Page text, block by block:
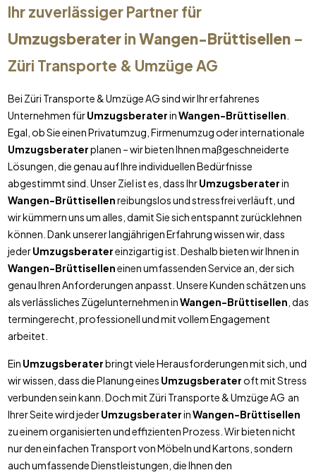
Ihr zuverlässiger Partner für
UmzugsberaterinWangen-Brüttisellen–
Züri Transporte & Umzüge AG
Bei Züri Transporte & Umzüge AG sind wir Ihr erfahrenes
Unternehmen fürUmzugsberaterinWangen-Brüttisellen
Egal, ob Sie einen Privatumzug, Firmenumzug oder internationale
Umzugsberaterplanen – wir bieten Ihnen maßgeschneiderte
Lösungen, die genau auf Ihre individuellen Bedürfnisse
abgestimmt sind. Unser Ziel ist es, dass IhrUmzugsberaterin
Wangen-Brüttisellenreibungslos und stressfrei verläuft, und
wir kümmern uns um alles, damit Sie sich entspannt zurücklehnen
können. Dank unserer langjährigen Erfahrung wissen wir, dass
jederUmzugsberatereinzigartig ist. Deshalb bieten wir Ihnen in
Wangen-Brüttiselleneinen umfassenden Service an, der sich
genau Ihren Anforderungen anpasst. Unsere Kunden schätzen uns
als verlässliches Zügelunternehmen inWangen-Brüttisellen , das
termingerecht, professionell und mit vollem Engagement
arbeitet.
Ein Umzugsberaterbringt viele Herausforderungen mit sich, und
wir wissen, dass die Planung eines Umzugsberateroft mit Stress
verbunden sein kann. Doch mit Züri Transporte & Umzüge AG an
Ihrer Seite wird jederUmzugsberaterinWangen-Brüttisellen
zu einem organisierten und effizienten Prozess. Wir bieten nicht
nur den einfachen Transport von Möbeln und Kartons, sondern
auch umfassende Dienstleistungen, die Ihnen den